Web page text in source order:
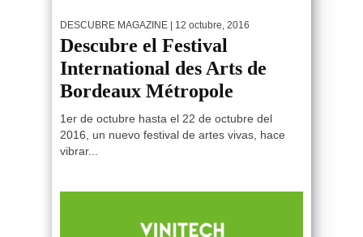
DESCUBRE MAGAZINE | 12 octubre, 2016
Descubre el Festival
International des Arts de
Bordeaux Métropole
1er de octubre hasta el 22 de octubre del
2016, un nuevo festival de artes vivas, hace
vibrar...